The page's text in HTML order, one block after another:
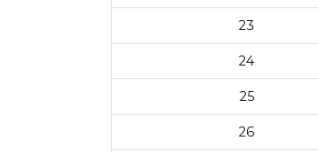
23
24
25
26